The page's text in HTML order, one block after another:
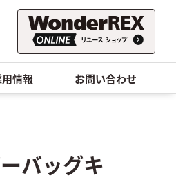
情報 お問い合わせ
バッグキ